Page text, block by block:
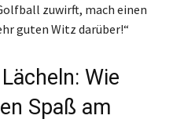
zuwirft, mach einen
guten Witz darüber!“
Wie
Spaß am